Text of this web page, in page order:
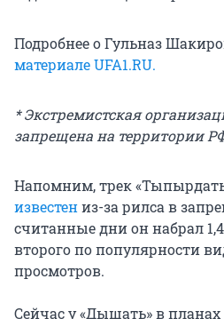
Подробнее о Гульназ
материале UFA1.RU.
* Экстремистская
запрещена на территории
Напомним, трек
известениз-за рилса в
считанные дни он набрал
второго по популярности
просмотров.
Сейчас у «Дышать» в